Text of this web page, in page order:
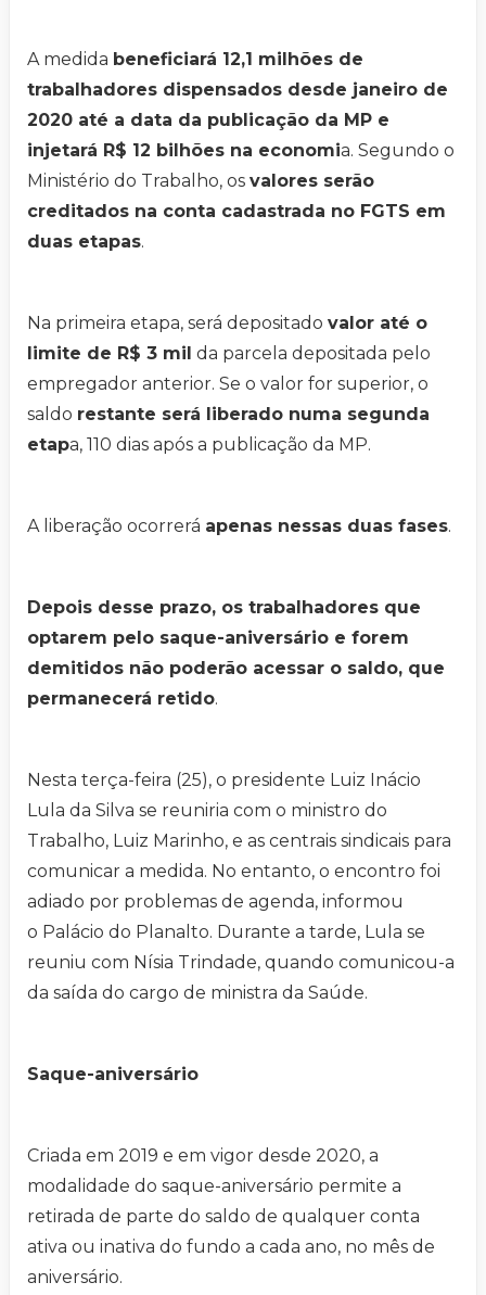
A medida beneficiará 12,1 milhões de
trabalhadores dispensados desde janeiro de
2020 até a data da publicação da MP e
injetará R$ 12 bilhões na economia. Segundo o
Ministério do Trabalho, os valores serão
creditados na conta cadastrada no FGTS em
duas etapas.
Na primeira etapa, será depositado valor até o
limite de R$ 3 mil da parcela depositada pelo
empregador anterior. Se o valor for superior, o
saldo restante será liberado numa segunda
etapa, 110 dias após a publicação da MP.
A liberação ocorrerá apenas nessas duas fases.
Depois desse prazo, os trabalhadores que
optarem pelo saque-aniversário e forem
demitidos não poderão acessar o saldo, que
permanecerá retido.
Nesta terça-feira (25), o presidente Luiz Inácio
Lula da Silva se reuniria com o ministro do
Trabalho, Luiz Marinho, e as centrais sindicais para
comunicar a medida. No entanto, o encontro foi
adiado por problemas de agenda, informou
o Palácio do Planalto. Durante a tarde, Lula se
reuniu com Nísia Trindade, quando comunicou-a
da saída do cargo de ministra da Saúde.
Saque-aniversário
Criada em 2019 e em vigor desde 2020, a
modalidade do saque-aniversário permite a
retirada de parte do saldo de qualquer conta
ativa ou inativa do fundo a cada ano, no mês de
aniversário.